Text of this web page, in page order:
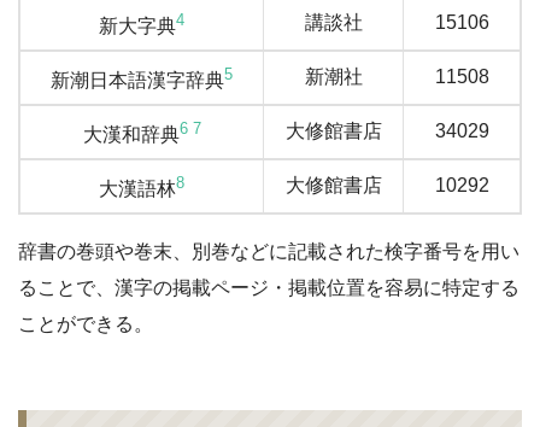
新大字典4 講談社 15106
新潮日本語漢字辞典5 新潮社 11508
大漢和辞典6 7 大修館書店 34029
大漢語林8 大修館書店 10292
辞書の巻頭や巻末、別巻などに記載された検字番号を用い
ることで、漢字の掲載ページ・掲載位置を容易に特定する
ことができる。